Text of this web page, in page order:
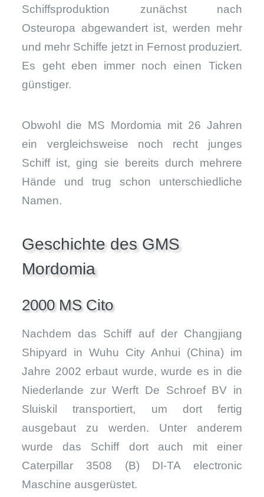
Schiffsproduktion zunächst nach
Osteuropa abgewandert ist, werden mehr
und mehr Schiffe jetzt in Fernost produziert.
Es geht eben immer noch einen Ticken
günstiger.
Obwohl die MS Mordomia mit 26 Jahren
ein vergleichsweise noch recht junges
Schiff ist, ging sie bereits durch mehrere
Hände und trug schon unterschiedliche
Namen.
Geschichte des GMS
Mordomia
2000 MS Cito
Nachdem das Schiff auf der Changjiang
Shipyard in Wuhu City Anhui (China) im
Jahre 2002 erbaut wurde, wurde es in die
Niederlande zur Werft De Schroef BV in
Sluiskil transportiert, um dort fertig
ausgebaut zu werden. Unter anderem
wurde das Schiff dort auch mit einer
Caterpillar 3508 (B) DI-TA electronic
Maschine ausgerüstet.